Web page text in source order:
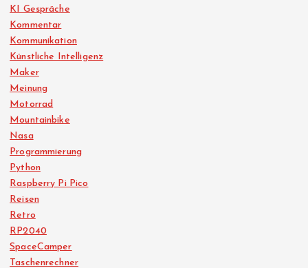
KI Gespräche
Kommentar
Kommunikation
Künstliche Intelligenz
Maker
Meinung
Motorrad
Mountainbike
Nasa
Programmierung
Python
Raspberry Pi Pico
Reisen
Retro
RP2040
SpaceCamper
Taschenrechner